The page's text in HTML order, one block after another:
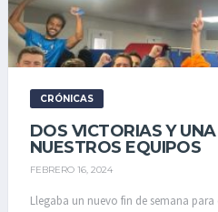
CRÓNICAS
DOS VICTORIAS Y
NUESTROS EQUIPOS
FEBRERO 16, 2024
Llegaba un nuevo fin de semana